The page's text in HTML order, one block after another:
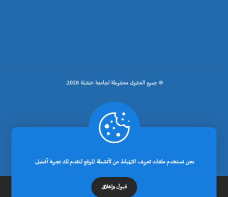
© جميع الحقوق محفوظة لجامعة خنشلة 2026.
.
نحن نستخدم ملفات تعريف الارتباط من لأنشطة الموقع لنقدم لك تجربة أفضل.
قبول وإغلاق